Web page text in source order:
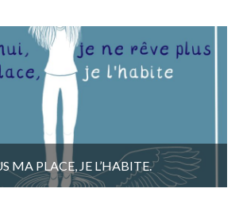
MA PLACE, JE L’HABITE.